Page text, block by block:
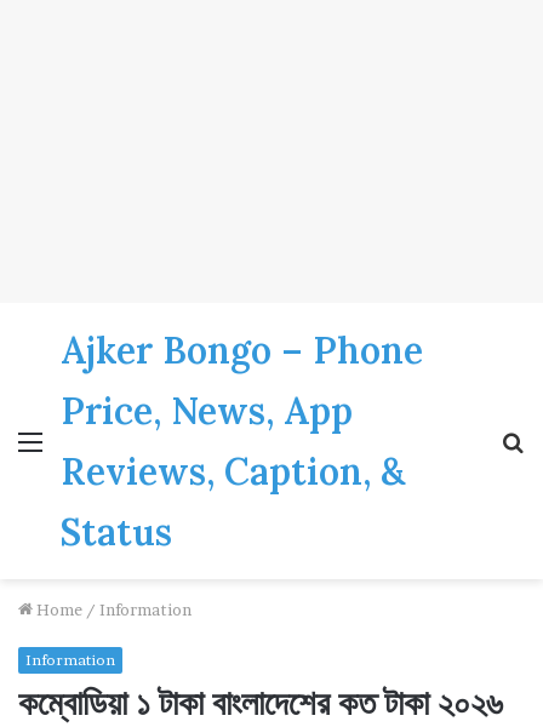
Menu
Ajker Bongo – Phone
Price, News, App
Reviews, Caption, &
Status
Home / Information
Information
কম্বোডিয়া ১ টাকা বাংলাদেশের কত টাকা ২০২৬